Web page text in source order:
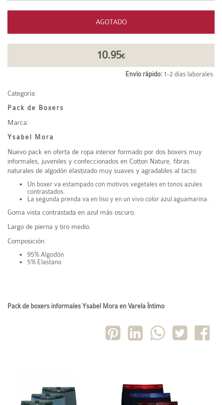
AGOTADO
10.95€
Envío rápido: 1-2 días laborales.
Categoría:
Pack de Boxers
Marca:
Ysabel Mora
Nuevo pack en oferta de ropa interior formado por dos boxers muy
informales, juveniles y confeccionados en Cotton Nature, fibras
naturales de algodón elastizado muy suaves y agradables al tacto:
Un boxer va estampado con motivos vegetales en tonos azules
contrastados.
La segunda prenda va en liso y en un vivo color azul aguamarina.
Goma vista contrastada en azul más oscuro.
Largo de pierna y tiro medio.
Composición:
95% Algodón
5% Elastano
Pack de boxers informales Ysabel Mora en Varela Íntimo